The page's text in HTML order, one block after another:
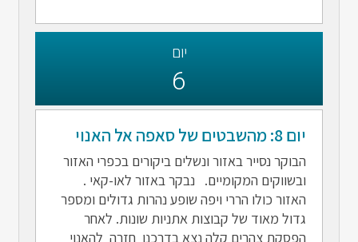
יום
6
יום 8: מהשבטים של סאפה אל האנוי
הבוקר נסייר באזור ונשלים ביקורים בכפרי האזור
ובשווקים המקומיים. נבקר באזור לאו-קאי .
האזור כולו הררי ויפה שופע נהרות גדולים ומספר
גדול מאוד של קבוצות אתניות שונות. לאחר
הפסקת צהרים קלה נצא בדרכנו חזרה להאנוי